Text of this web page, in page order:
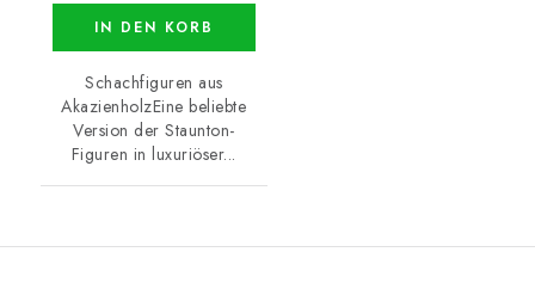
IN DEN KORB
Schachfiguren aus
AkazienholzEine beliebte
Version der Staunton-
Figuren in luxuriöser...